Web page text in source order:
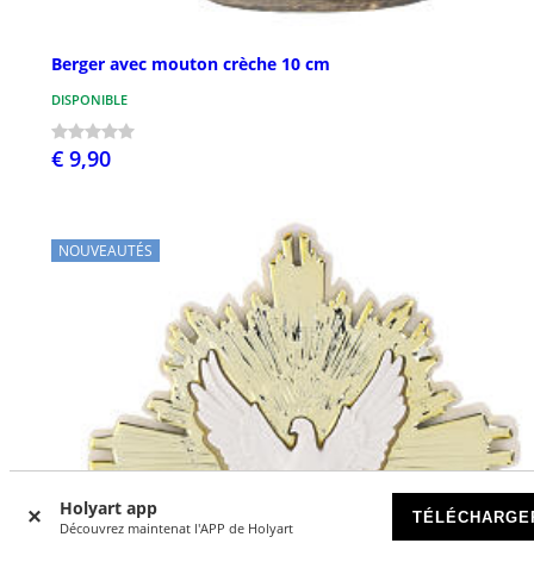
Holyart app
Découvrez maintenat l'APP de Holyart
Berger avec mouton crèche 10 cm
DISPONIBLE
€ 9,90
NOUVEAUTÉS